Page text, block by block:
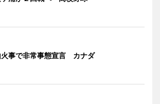
火事で非常事態宣言 カナダ